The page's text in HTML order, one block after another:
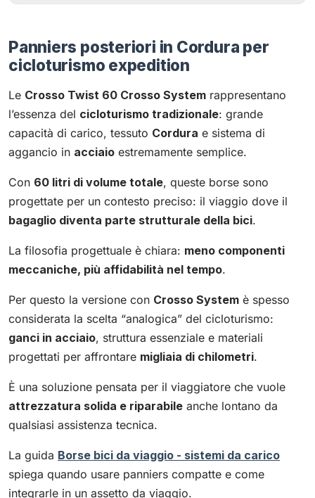
Panniers posteriori in Cordura per
cicloturismo expedition
Le Crosso Twist 60 Crosso System rappresentano
l’essenza del cicloturismo tradizionale: grande
capacità di carico, tessuto Cordura e sistema di
aggancio in acciaio estremamente semplice.
Con 60 litri di volume totale, queste borse sono
progettate per un contesto preciso: il viaggio dove il
bagaglio diventa parte strutturale della bici.
La filosofia progettuale è chiara: meno componenti
meccaniche, più affidabilità nel tempo.
Per questo la versione con Crosso System è spesso
considerata la scelta “analogica” del cicloturismo:
ganci in acciaio, struttura essenziale e materiali
progettati per affrontare migliaia di chilometri.
È una soluzione pensata per il viaggiatore che vuole
attrezzatura solida e riparabile anche lontano da
qualsiasi assistenza tecnica.
La guida Borse bici da viaggio - sistemi da carico
spiega quando usare panniers compatte e come
integrarle in un assetto da viaggio.